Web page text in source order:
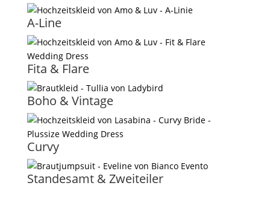
A-Line
Fita & Flare
Boho & Vintage
Curvy
Standesamt & Zweiteiler